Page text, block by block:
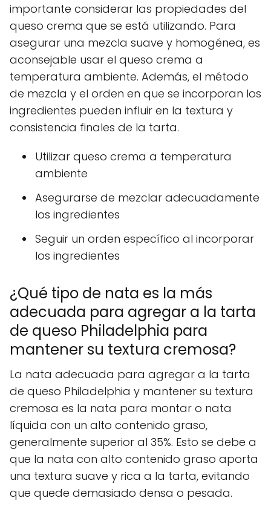
importante considerar las propiedades del
queso crema que se está utilizando. Para
asegurar una mezcla suave y homogénea, es
aconsejable usar el queso crema a
temperatura ambiente. Además, el método
de mezcla y el orden en que se incorporan los
ingredientes pueden influir en la textura y
consistencia finales de la tarta.
Utilizar queso crema a temperatura
ambiente
Asegurarse de mezclar adecuadamente
los ingredientes
Seguir un orden específico al incorporar
los ingredientes
¿Qué tipo de nata es la más
adecuada para agregar a la tarta
de queso Philadelphia para
mantener su textura cremosa?
La nata adecuada para agregar a la tarta
de queso Philadelphia y mantener su textura
cremosa es la nata para montar o nata
líquida con un alto contenido graso,
generalmente superior al 35%. Esto se debe a
que la nata con alto contenido graso aporta
una textura suave y rica a la tarta, evitando
que quede demasiado densa o pesada.